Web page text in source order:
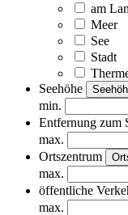
am
Meer
See
Stadt
Seehöhe
min.
Entfernung zum
max.
Ortszentrum
max.
öffentliche
max.